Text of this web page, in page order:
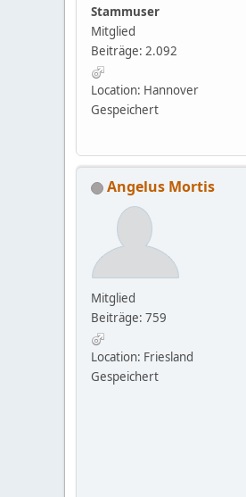
Stammuser
Mitglied
Beiträge: 2.092
Location: Hannover
Gespeichert
Angelus Mortis
Mitglied
Beiträge: 759
Location: Friesland
Gespeichert